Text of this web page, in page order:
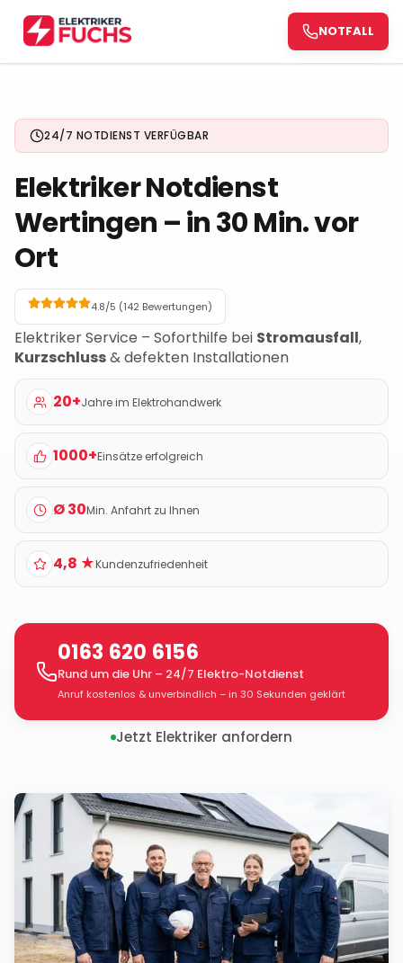
NOTFALL
NOTFALL
24/7 NOTDIENST VERFÜGBAR
Elektriker Notdienst
Wertingen – in 30 Min. vor
Ort
4.8/5 (142 Bewertungen)
Elektriker Service – Soforthilfe bei Stromausfall,
Kurzschluss& defekten Installationen
20+Jahre im Elektrohandwerk
1000+Einsätze erfolgreich
Ø 30Min. Anfahrt zu Ihnen
4,8 ★Kundenzufriedenheit
0163 620 6156
Rund um die Uhr – 24/7 Elektro-Notdienst
Anruf kostenlos & unverbindlich – in 30 Sekunden geklärt
Jetzt Elektriker anfordern